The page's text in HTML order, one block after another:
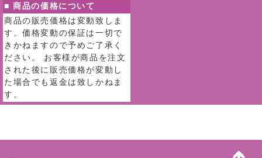
■ 商品の価格について
商品の販売価格は変動致しま
す。価格変動の保証は一切で
きかねますので予めご了承く
ださい。 お客様が商品を注文
された後に販売価格が変動し
た場合でも返金は致しかねま
す。